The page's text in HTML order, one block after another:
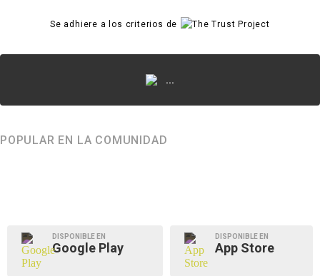
Se adhiere a los criterios de
...
POPULAR EN LA COMUNIDAD
DISPONIBLE EN
Google Play
DISPONIBLE EN
App Store